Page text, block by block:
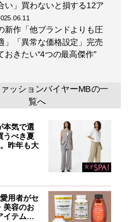
『 最速でおしゃれに見せる
方法 【電子限定特典付き】
』
誰も言葉にできなかった
のコーディネート・80スタ
イルを追加収録！
い」買わないと損する12ア
新作「他ブランドよりも圧
」「異常な価格設定」完売
おきたい“4つの最高傑作”
ァッションバイヤーMBの一
覧へ
本気で選
うべき夏
昨年も大
用者がセ
美容のお
イテム…